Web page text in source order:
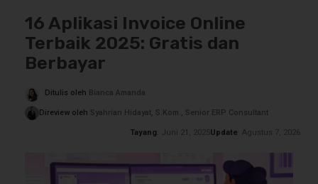
16 Aplikasi Invoice Online
Terbaik 2025: Gratis dan
Berbayar
Ditulis oleh Bianca Amanda
Direview oleh Syahrian Hidayat, S.Kom., Senior ERP Consultant
Tayang : Juni 21, 2025Update : Agustus 7, 2026